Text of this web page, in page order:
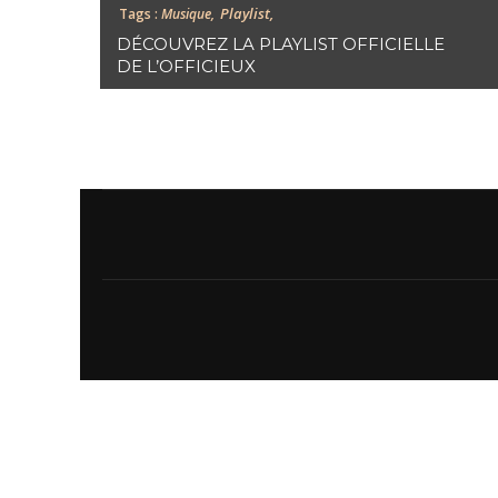
Tags : Musique, Playlist,
DÉCOUVREZ LA PLAYLIST OFFICIELLE
DE L’OFFICIEUX